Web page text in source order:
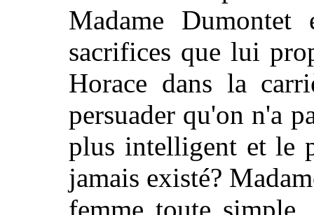
Madame
sacrifices que lui
Horace dans la
persuader qu'on n'a
plus intelligent et le
jamais existé?